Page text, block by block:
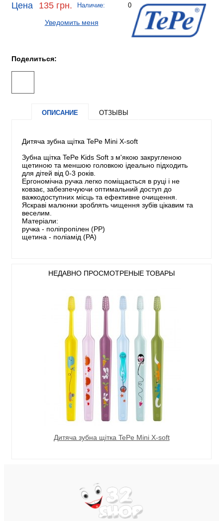
Цена 135 грн. Наличие: 0
Уведомить меня
Поделиться:
ОПИСАНИЕ ОТЗЫВЫ
Дитяча зубна щітка TePe Mini X-soft
Зубна щітка TePe Kids Soft з м'якою закругленою
щетиною та меншою головкою ідеально підходить
для дітей від 0-3 років.
Ергономічна ручка легко поміщається в руці і не
ковзає, забезпечуючи оптимальний доступ до
важкодоступних місць та ефективне очищення.
Яскраві малюнки зроблять чищення зубів цікавим та
веселим.
Матеріали:
ручка - поліпропілен (PP)
щетина - поліамід (PA)
НЕДАВНО ПРОСМОТРЕНЫЕ ТОВАРЫ
Дитяча зубна щітка TePe Mini X-soft